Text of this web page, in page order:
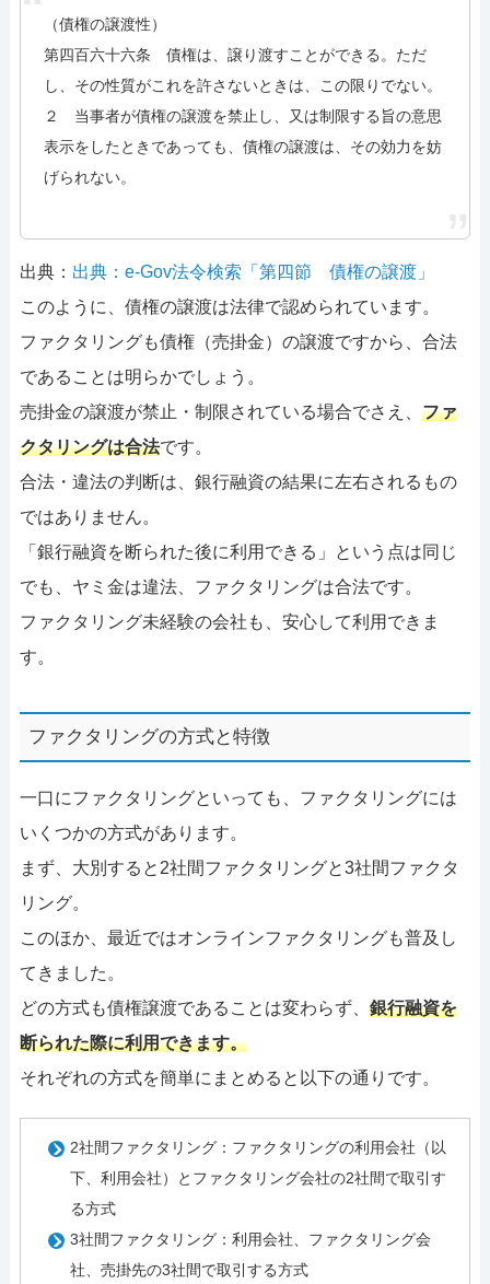
（債権の譲渡性）
第四百六十六条 債権は、譲り渡すことができる。ただ
し、その性質がこれを許さないときは、この限りでない。
２ 当事者が債権の譲渡を禁止し、又は制限する旨の意思
表示をしたときであっても、債権の譲渡は、その効力を妨
げられない。
出典： 出典：e-Gov法令検索「第四節 債権の譲渡」
このように、債権の譲渡は法律で認められています。
ファクタリングも債権（売掛金）の譲渡ですから、合法
であることは明らかでしょう。
売掛金の譲渡が禁止・制限されている場合でさえ、 ファ
クタリングは合法です。
合法・違法の判断は、銀行融資の結果に左右されるもの
ではありません。
「銀行融資を断られた後に利用できる」という点は同じ
でも、ヤミ金は違法、ファクタリングは合法です。
ファクタリング未経験の会社も、安心して利用できま
す。
ファクタリングの方式と特徴
一口にファクタリングといっても、ファクタリングには
いくつかの方式があります。
まず、大別すると2社間ファクタリングと3社間ファクタ
リング。
このほか、最近ではオンラインファクタリングも普及し
てきました。
どの方式も債権譲渡であることは変わらず、 銀行融資を
断られた際に利用できます。
それぞれの方式を簡単にまとめると以下の通りです。
2社間ファクタリング：ファクタリングの利用会社（以
下、利用会社）とファクタリング会社の2社間で取引す
る方式
3社間ファクタリング：利用会社、ファクタリング会
社、売掛先の3社間で取引する方式